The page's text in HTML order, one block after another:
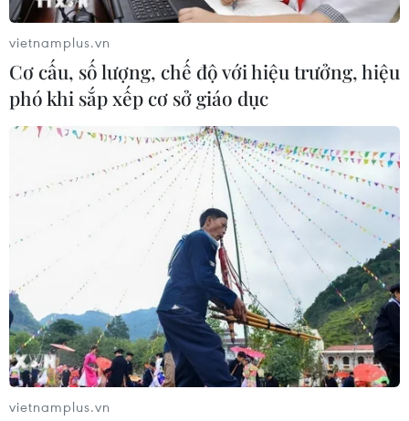
vietnamplus.vn
Cơ cấu, số lượng, chế độ với hiệu trưởng, hiệu
phó khi sắp xếp cơ sở giáo dục
vietnamplus.vn